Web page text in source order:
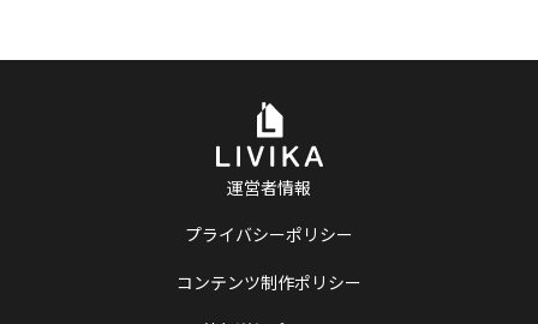
運営者情報
プライバシーポリシー
コンテンツ制作ポリシー